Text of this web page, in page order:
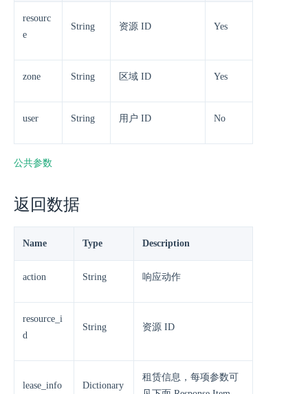
resourc
e
String 资源 ID Yes
zone String 区域 ID Yes
user String 用户 ID No
公共参数
返回数据
Name Type Description
action String 响应动作
resource_i
d
String 资源 ID
lease_info Dictionary
租赁信息，每项参数可